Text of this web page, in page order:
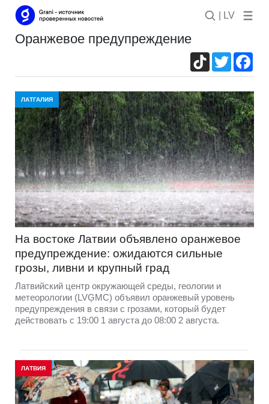
| LV
оранжевое предупреждение
TikTokTwitter
ЛАТГАЛИЯ
На востоке Латвии объявлено оранжевое
предупреждение: ожидаются сильные
грозы, ливни и крупный град
Латвийский центр окружающей среды, геологии и
метеорологии (LVĢMC) объявил оранжевый уровень
предупреждения в связи с грозами, который будет
действовать с 19:00 1 августа до 08:00 2 августа.
ЛАТВИЯ